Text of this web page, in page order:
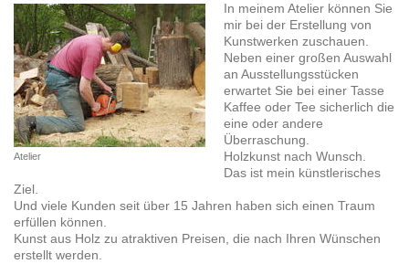
Atelier
In meinem Atelier können Sie
mir bei der Erstellung von
Kunstwerken zuschauen.
Neben einer großen Auswahl
an Ausstellungsstücken
erwartet Sie bei einer Tasse
Kaffee oder Tee sicherlich die
eine oder andere
Überraschung.
Holzkunst nach Wunsch.
Das ist mein künstlerisches
Ziel.
Und viele Kunden seit über 15 Jahren haben sich einen Traum
erfüllen können.
Kunst aus Holz zu atraktiven Preisen, die nach Ihren Wünschen
erstellt werden.